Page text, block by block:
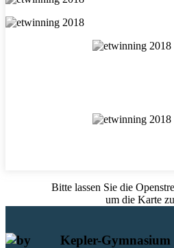
Bitte lassen Sie die
um die Karte
Kepler-Gymnasium